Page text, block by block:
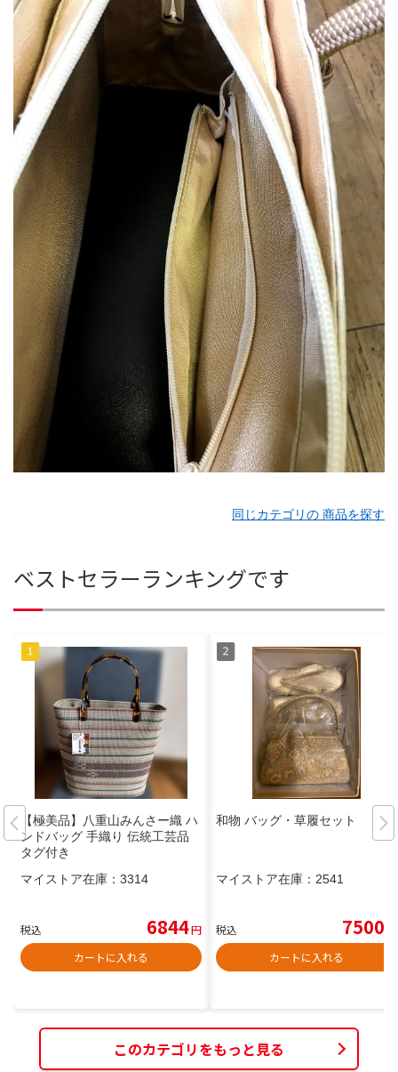
同じカテゴリの 商品を探す
ベストセラーランキングです
【極美品】八重山みんさー織 ハ
ンドバッグ 手織り 伝統工芸品
タグ付き
マイストア在庫： 3314
税込 6844円
カートに入れる
和物 バッグ・草履セット
マイストア在庫： 2541
税込 7500
カートに入れる
このカテゴリをもっと見る